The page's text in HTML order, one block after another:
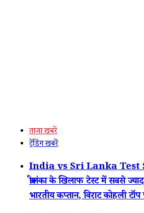
ताजा खबरें
ट्रेंडिंग खबरें
India vs Sri Lanka Test
श्रीलंका के खिलाफ टेस्ट में सबसे
भारतीय कप्तान, विराट कोहली